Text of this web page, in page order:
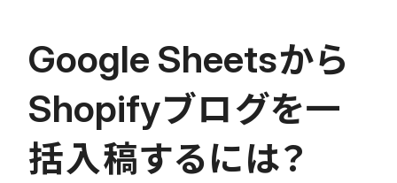
Google Sheetsから
Shopifyブログを一
括入稿するには？